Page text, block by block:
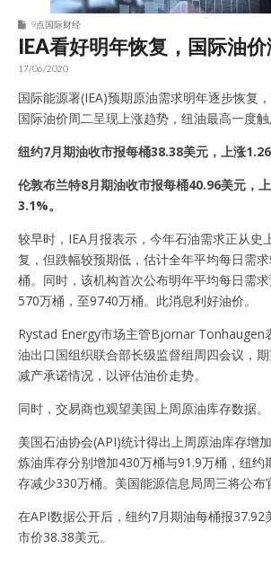
9点国际财经
IEA看好明年恢复，国际油
17/06/2020
国际能源署(IEA)预期原油需求明年逐步恢复
国际油价周二呈现上涨趋势，纽油最高一度触
纽约7月期油收市报每桶38.38美元，上涨
伦敦布兰特8月期油收市报每桶40.96美元，
3.1%。
较早时，IEA月报表示，今年石油需求正从史
复，但跌幅较预期低，估计全年平均每日需
桶。同时，该机构首次公布明年平均每日需
570万桶，至9740万桶。此消息利好油价。
Rystad Energy市场主管Bjornar Tonhaugen
油出口国组织联合部长级监督组周四会议，
减产承诺情况，以评估油价走势。
同时，交易商也观望美国上周原油库存数据。
美国石油协会(API)统计得出上周原油库存增
炼油库存分别增加430万桶与91.9万桶，纽约
存减少330万桶。美国能源信息局周三将公布
在API数据公开后，纽约7月期油每桶报37.92
市价38.38美元。